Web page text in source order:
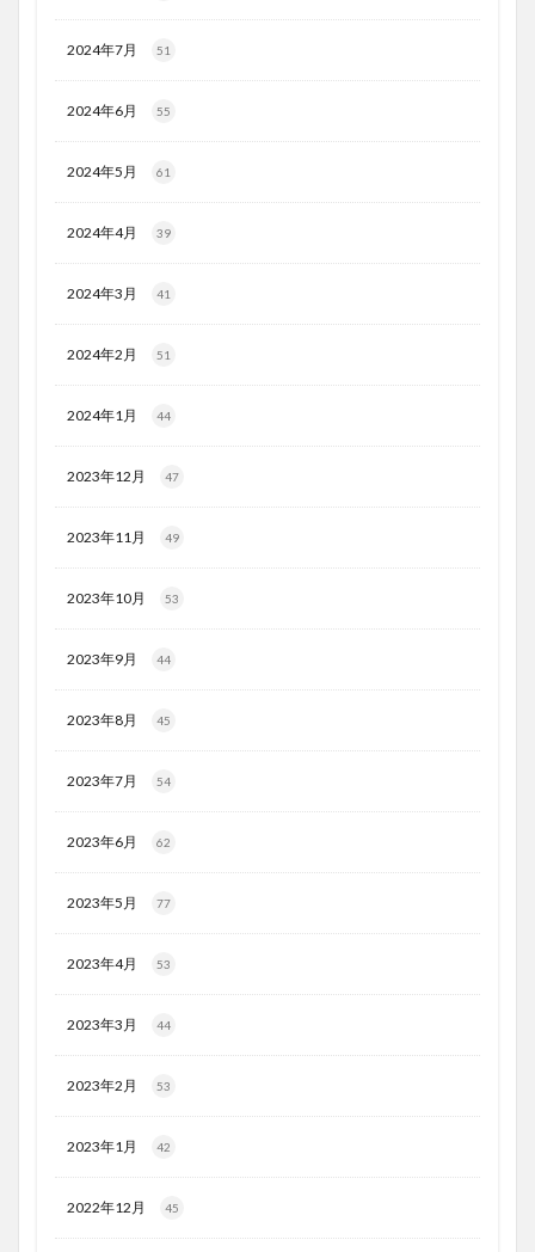
2024年7月 51
2024年6月 55
2024年5月 61
2024年4月 39
2024年3月 41
2024年2月 51
2024年1月 44
2023年12月 47
2023年11月 49
2023年10月 53
2023年9月 44
2023年8月 45
2023年7月 54
2023年6月 62
2023年5月 77
2023年4月 53
2023年3月 44
2023年2月 53
2023年1月 42
2022年12月 45